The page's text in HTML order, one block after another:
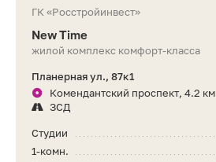
ГК «Росстройинвест»
New Time
жилой комплекс комфорт-класса
Планерная ул., 87к1
Комендантский проспект, 4.2 км
ЗСД
Студии
1-комн.